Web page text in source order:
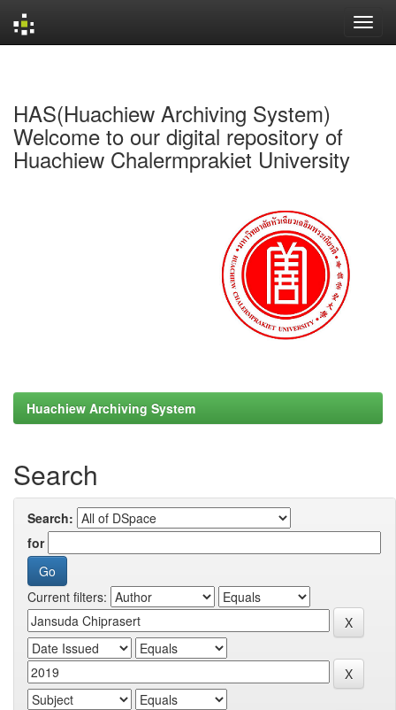
HAS(Huachiew Archiving System)
Welcome to our digital repository of
Huachiew Chalermprakiet University
Huachiew Archiving System
Search
Search:
for
Current filters: